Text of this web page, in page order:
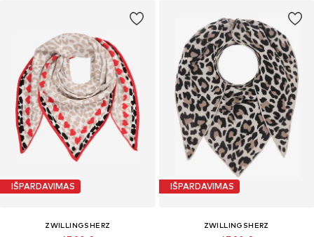
IŠPARDAVIMAS
ZWILLINGSHERZ
IŠPARDAVIMAS
ZWILLINGSHERZ